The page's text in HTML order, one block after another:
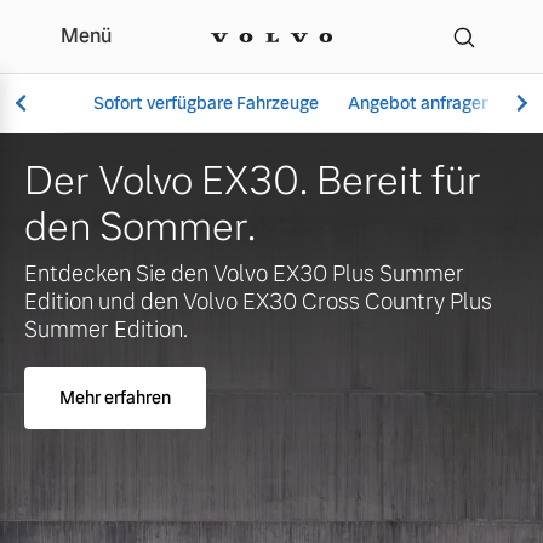
Ihr Volvo Händler in
Menü
Sofort verfügbare Fahrzeuge Angebot anfragen
Vollelektrisch
6 Modelle
Plug-in Hybrid
Geschäftskunden
Unser Team
Der Volvo EX30. Bereit für
den Sommer.
Entdecken Sie den Volvo EX30 Plus Summer
Edition und den Volvo EX30 Cross Country Plus
Summer Edition.
Mehr erfahren